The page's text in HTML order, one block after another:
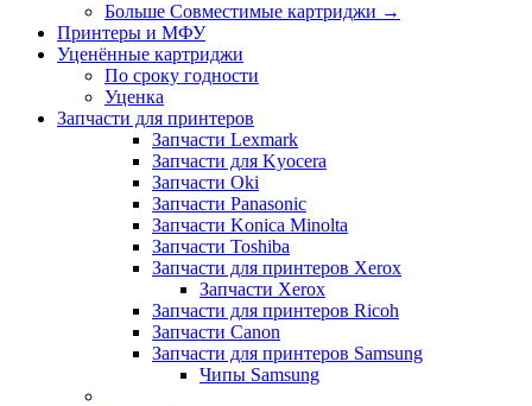
Больше Совместимые картриджи →
Принтеры и МФУ
Уценённые картриджи
По сроку годности
Уценка
Запчасти для принтеров
Запчасти Lexmark
Запчасти для Kyocera
Запчасти Oki
Запчасти Panasonic
Запчасти Koniсa Minolta
Запчасти Toshiba
Запчасти для принтеров Xerox
Запчасти Xerox
Запчасти для принтеров Ricoh
Запчасти Canon
Запчасти для принтеров Samsung
Чипы Samsung